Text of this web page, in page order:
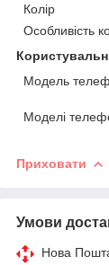
Колір
Особливість
Модель
Моделі
Приховати
Умови
Нова